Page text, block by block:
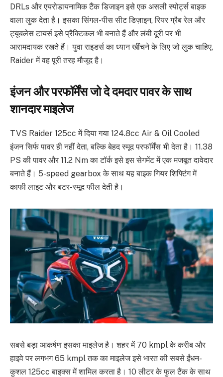
DRLs और एयरोडायनामिक टैंक डिजाइन इसे एक असली स्पोर्ट्स बाइक
वाला लुक देता है। इसका सिंगल-पीस सीट डिज़ाइन, रियर ग्रैब रेल और
ट्यूबलेस टायर्स इसे प्रैक्टिकल भी बनाते हैं और लंबी दूरी पर भी
आरामदायक रखते हैं। युवा राइडर्स का ध्यान खींचने के लिए जो लुक चाहिए,
Raider में वह पूरी तरह मौजूद है।
इंजन और परफॉर्मेंस जो दे दमदार पावर के साथ
शानदार माइलेज
TVS Raider 125cc में दिया गया 124.8cc Air & Oil Cooled
इंजन सिर्फ पावर ही नहीं देता, बल्कि बेहद स्मूद परफॉर्मेंस भी देता है। 11.38
PS की पावर और 11.2 Nm का टॉर्क इसे इस सेगमेंट में एक मजबूत दावेदार
बनाते हैं। 5-speed gearbox के साथ यह बाइक गियर शिफ्टिंग में
काफी लाइट और बटर-स्मूद फील देती है।
सबसे बड़ा आकर्षण इसका माइलेज है। शहर में 70 kmpl के करीब और
हाइवे पर लगभग 65 kmpl तक का माइलेज इसे भारत की सबसे ईंधन-
कुशल 125cc बाइक्स में शामिल करता है। 10 लीटर के फुल टैंक के साथ